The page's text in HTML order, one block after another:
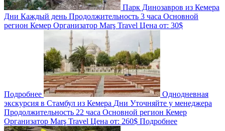
Парк Динозавров из Кемера
Дни Каждый день Продолжительность 3 часа Основной
регион Кемер Организатор Marş Travel Цена от: 30$
Подробнее
Однодневная
экскурсия в Стамбул из Кемера Дни Уточняйте у менеджера
Продолжительность 22 часа Основной регион Кемер
Организатор Marş Travel Цена от: 260$ Подробнее